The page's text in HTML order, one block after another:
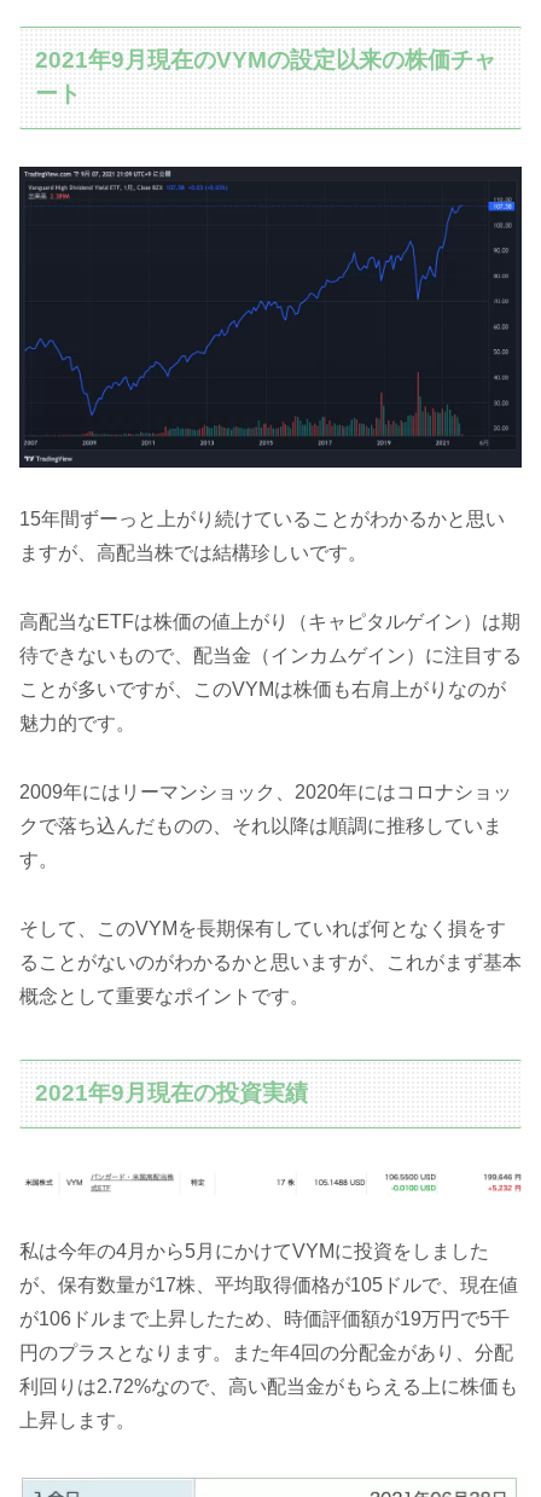
2021年9月現在のVYMの設定以来の株価チャ
ート
15年間ずーっと上がり続けていることがわかるかと思い
ますが、高配当株では結構珍しいです。
高配当なETFは株価の値上がり（キャピタルゲイン）は期
待できないもので、配当金（インカムゲイン）に注目する
ことが多いですが、このVYMは株価も右肩上がりなのが
魅力的です。
2009年にはリーマンショック、2020年にはコロナショッ
クで落ち込んだものの、それ以降は順調に推移していま
す。
そして、このVYMを長期保有していれば何となく損をす
ることがないのがわかるかと思いますが、これがまず基本
概念として重要なポイントです。
2021年9月現在の投資実績
私は今年の4月から5月にかけてVYMに投資をしました
が、保有数量が17株、平均取得価格が105ドルで、現在値
が106ドルまで上昇したため、時価評価額が19万円で5千
円のプラスとなります。また年4回の分配金があり、分配
利回りは2.72%なので、高い配当金がもらえる上に株価も
上昇します。